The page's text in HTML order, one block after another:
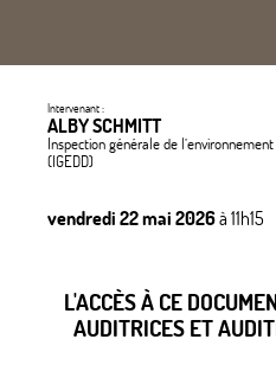
Intervenant :
ALBY SCHMITT
Inspection générale de
(IGEDD)
vendredi 22 mai 2026à 11h15
L'ACCÈS À CE
AUDITRICES ET